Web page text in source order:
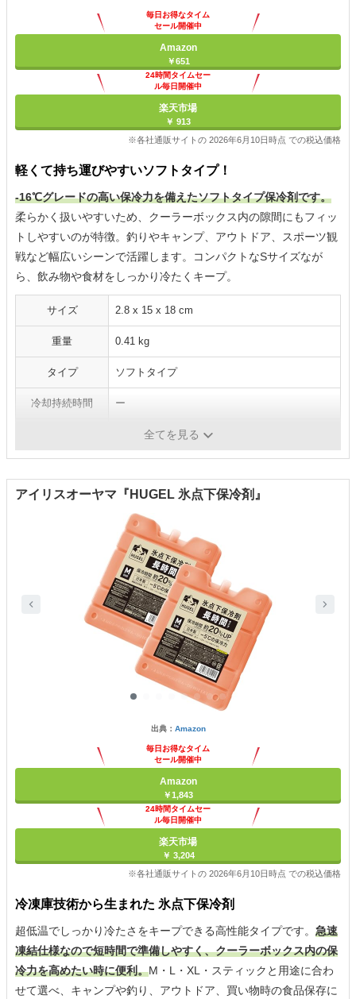
毎日お得なタイム
セール開催中
Amazon
￥651
24時間タイムセー
ル毎日開催中
楽天市場
￥ 913
※各社通販サイトの 2026年6月10日時点 での税込価格
軽くて持ち運びやすいソフトタイプ！
-16℃グレードの高い保冷力を備えたソフトタイプ保冷剤です。
柔らかく扱いやすいため、クーラーボックス内の隙間にもフィッ
トしやすいのが特徴。釣りやキャンプ、アウトドア、スポーツ観
戦など幅広いシーンで活躍します。コンパクトなSサイズなが
ら、飲み物や食材をしっかり冷たくキープ。
サイズ 2.8 x 15 x 18 cm
重量 0.41 kg
タイプ ソフトタイプ
冷却持続時間 ー
全てを見る
アイリスオーヤマ『HUGEL 氷点下保冷剤』
出典： Amazon
毎日お得なタイム
セール開催中
Amazon
￥1,843
24時間タイムセー
ル毎日開催中
楽天市場
￥ 3,204
※各社通販サイトの 2026年6月10日時点 での税込価格
冷凍庫技術から生まれた 氷点下保冷剤
超低温でしっかり冷たさをキープできる高性能タイプです。 急速
凍結仕様なので短時間で準備しやすく、クーラーボックス内の保
冷力を高めたい時に便利。M・L・XL・スティックと用途に合わ
せて選べ、キャンプや釣り、アウトドア、買い物時の食品保存に